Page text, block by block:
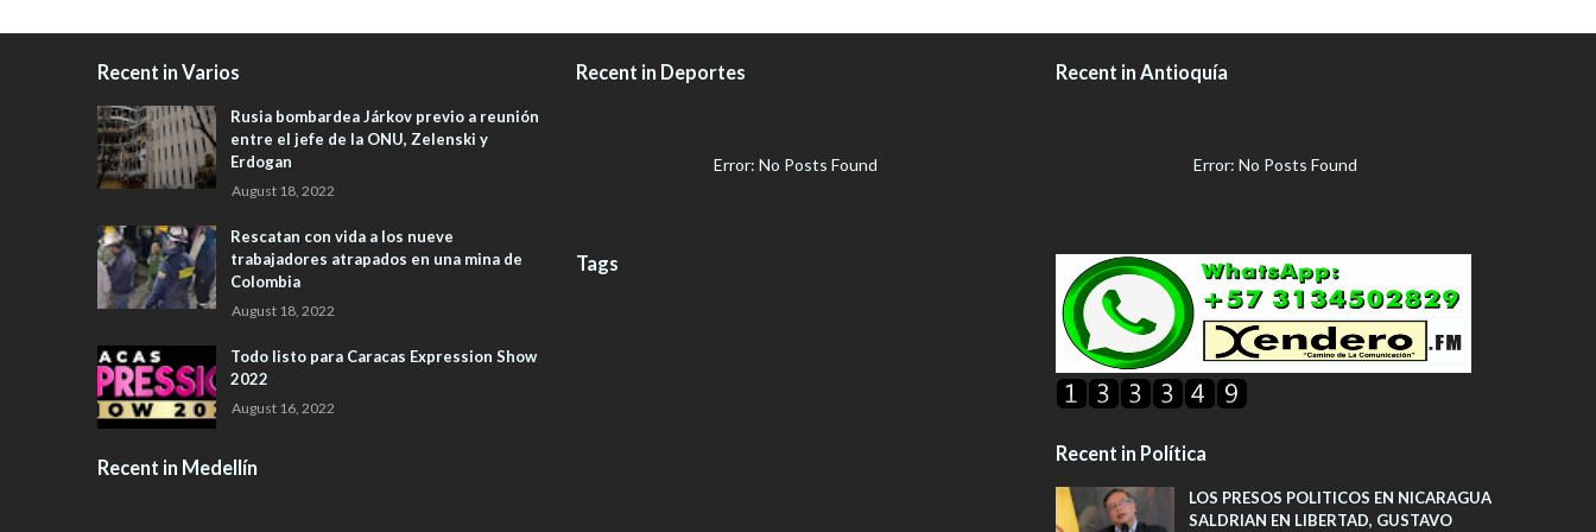
Recent in Varios
Rusia bombardea Járkov previo a reunión
entre el jefe de la ONU, Zelenski y
Erdogan
August 18, 2022
Rescatan con vida a los nueve
trabajadores atrapados en una mina de
Colombia
August 18, 2022
Todo listo para Caracas Expression Show
2022
August 16, 2022
Recent in Medellín
Recent in Deportes
Error: No Posts Found
Tags
Recent in Antioquía
Error: No Posts Found
Recent in Política
LOS PRESOS POLITICOS EN NICARAGUA
SALDRIAN EN LIBERTAD, GUSTAVO